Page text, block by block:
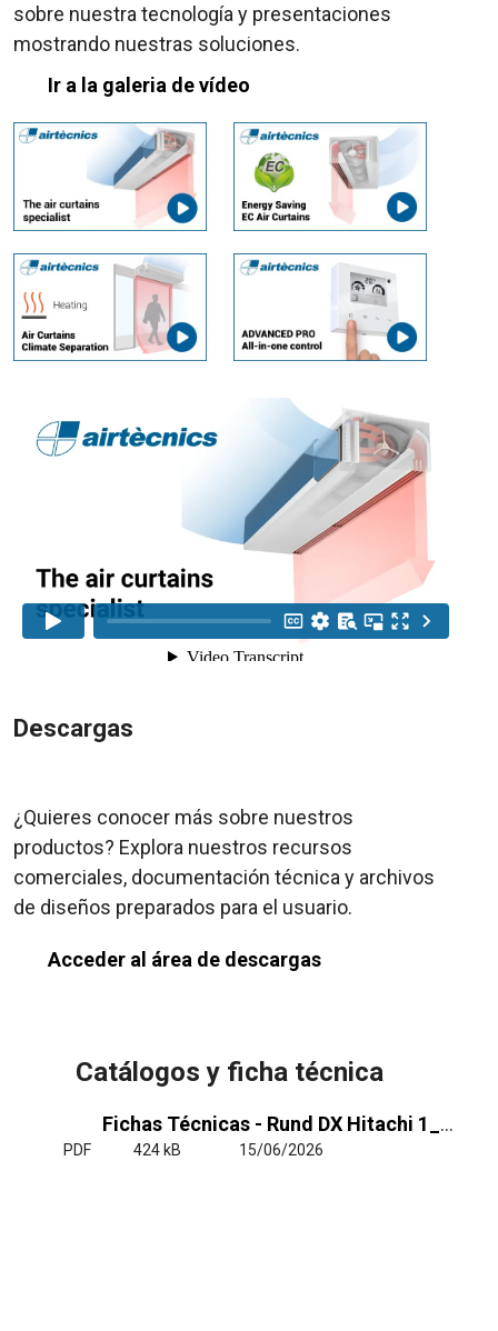
sobre nuestra tecnología y presentaciones
mostrando nuestras soluciones.
Ir a la galeria de vídeo
Descargas
¿Quieres conocer más sobre nuestros
productos? Explora nuestros recursos
comerciales, documentación técnica y archivos
de diseños preparados para el usuario.
Acceder al área de descargas
Catálogos y ficha técnica
Fichas Técnicas - Rund DX Hitachi 1_1 y VRF
PDF 424 kB 15/06/2026